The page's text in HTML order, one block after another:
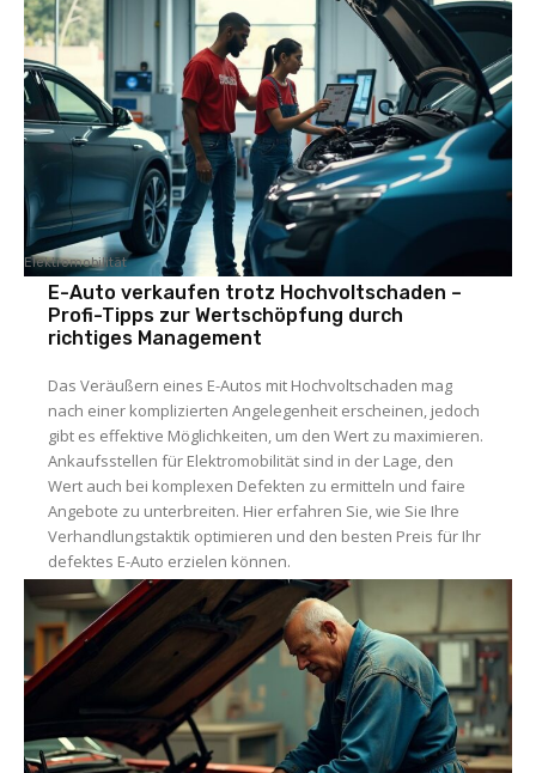
Elektromobilität
E-Auto verkaufen trotz Hochvoltschaden –
Profi-Tipps zur Wertschöpfung durch
richtiges Management
Das Veräußern eines E-Autos mit Hochvoltschaden mag
nach einer komplizierten Angelegenheit erscheinen, jedoch
gibt es effektive Möglichkeiten, um den Wert zu maximieren.
Ankaufsstellen für Elektromobilität sind in der Lage, den
Wert auch bei komplexen Defekten zu ermitteln und faire
Angebote zu unterbreiten. Hier erfahren Sie, wie Sie Ihre
Verhandlungstaktik optimieren und den besten Preis für Ihr
defektes E-Auto erzielen können.